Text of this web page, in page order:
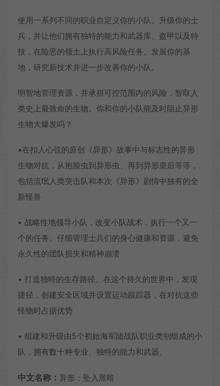
使用一系列不同的职业自定义你的小队。升级你的士
兵，并让他们拥有独特的能力和武器库、盔甲以及特
技，在险恶的领土上执行高风险任务。发展你的基
地，研究新技术并进一步改善你的小队。
明智地管理资源，并承担可控范围内的风险，智取人
类史上最致命的生物。你和你的小队能及时阻止异形
生物大爆发吗？
•在扣人心弦的原创《异形》故事中与标志性的异形
生物对抗，从抱脸虫到异形虫、再到异形皇后等等，
包括流氓人类突击队和本次《异形》剧情中独有的全
新怪兽
• 战略性地领导小队，改变小队战术，执行一个又一
个的任务。仔细管理士兵们的身心健康和资源，避免
永久性的团队损失和精神崩溃
• 打造独特的生存路径。在这个持久的世界中，发现
捷径，创建安全区域并设置运动跟踪器，在对抗这些
怪物时占据优势
• 组建和升级由5个初始海军陆战队职业类别组成的小
队，拥有数十种专业、独特的能力和武器。
中文名称： 异形：坠入黑暗